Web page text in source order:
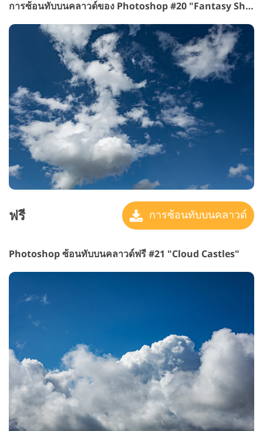
การซ้อนทับบนคลาวด์ของ Photoshop #20 "Fantasy Shapes"
ฟรี การซ้อนทับบนคลาวด์
Photoshop ซ้อนทับบนคลาวด์ฟรี #21 "Cloud Castles"